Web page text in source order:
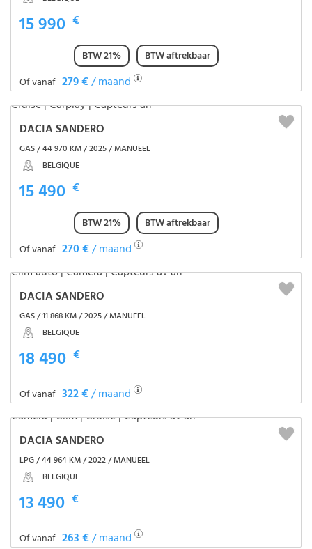
15 990 €
BTW 21%
BTW aftrekbaar
Of vanaf 279 €/ maand
DACIA SANDERO
GAS / 44 970 KM / 2025 / MANUEEL
BELGIQUE
15 490 €
BTW 21%
BTW aftrekbaar
Of vanaf 270 €/ maand
DACIA SANDERO
GAS / 11 868 KM / 2025 / MANUEEL
BELGIQUE
18 490 €
Of vanaf 322 €/ maand
DACIA SANDERO
LPG / 44 964 KM / 2022 / MANUEEL
BELGIQUE
13 490 €
Of vanaf 263 €/ maand